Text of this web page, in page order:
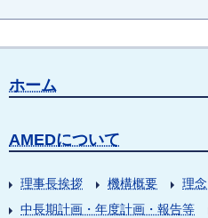
ホーム
AMEDについて
理事長挨拶 機構概要
理
中長期計画・年度計画・報告等